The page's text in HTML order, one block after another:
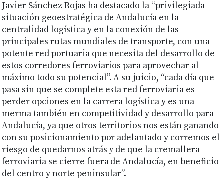
Javier Sánchez Rojas ha destacado la “privilegiada
situación geoestratégica de Andalucía en la
centralidad logística y en la conexión de las
principales rutas mundiales de transporte, con una
potente red portuaria que necesita del desarrollo de
estos corredores ferroviarios para aprovechar al
máximo todo su potencial”. A su juicio, “cada día que
pasa sin que se complete esta red ferroviaria es
perder opciones en la carrera logística y es una
merma también en competitividad y desarrollo para
Andalucía, ya que otros territorios nos están ganando
con su posicionamiento por adelantado y corremos el
riesgo de quedarnos atrás y de que la cremallera
ferroviaria se cierre fuera de Andalucía, en beneficio
del centro y norte peninsular”.